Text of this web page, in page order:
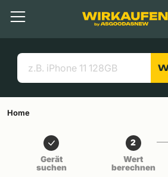
Menü
Suchen
Nützliche Links
Home
Gerät
suchen
2
Wert
berechnen